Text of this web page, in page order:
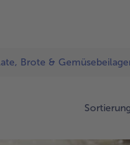
Brote &
Sortierung